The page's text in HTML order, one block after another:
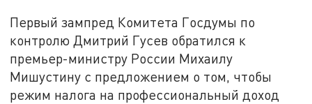
Первый зампред Комитета Госдумы по
контролю Дмитрий Гусев обратился к
премьер-министру России Михаилу
Мишустину с предложением о том, чтобы
режим налога на профессиональный доход